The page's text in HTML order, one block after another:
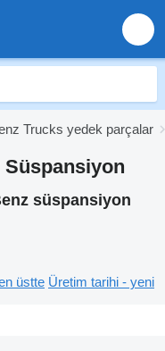
Trucks yedek parçalar
Süspansiyon
süspansiyon
üstte Üretim tarihi - yeni